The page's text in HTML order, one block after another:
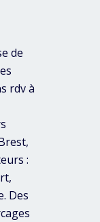
de
rdv à
:
Des